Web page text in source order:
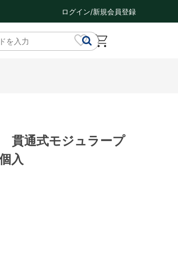
ログイン/新規会員登録
通式モジュラープ
入